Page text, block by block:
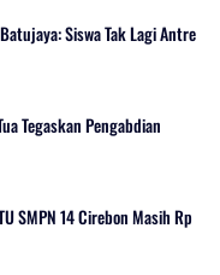
Siswa Tak Lagi Antre
Tegaskan Pengabdian
SMPN 14 Cirebon Masih Rp